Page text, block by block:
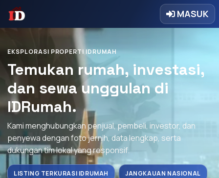
MASUK
EKSPLORASI PROPERTI IDRUMAH
Temukan rumah, investasi,
dan sewa unggulan di
IDRumah.
Kami menghubungkan penjual, pembeli, investor, dan
penyewa dengan foto jernih, data lengkap, serta
dukungan tim lokal yang responsif.
LISTING TERKURASI IDRUMAH JANGKAUAN NASIONAL